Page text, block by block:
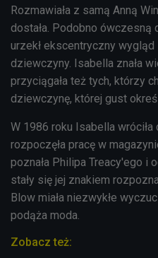
Rozmawiała z samą Anną
dostała. Podobno ówczesną
urzekł ekscentryczny wygląd
dziewczyny. Isabella znała
przyciągała też tych, którzy
dziewczynę, której gust
W 1986 roku Isabella
rozpoczęła pracę w
poznała Philipa Treacy'ego i
stały się jej znakiem
Blow miała niezwykłe
podąża moda.
Zobacz też: